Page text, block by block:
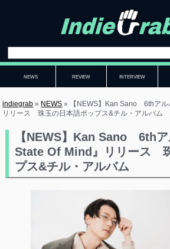
NEWS REVIEW INTERVIEW
indiegrab » NEWS »
【NEWS】Kan Sano 6thアル
リリース 珠玉の日本語ポップス&チル・アルバム
【NEWS】Kan Sano 6th
State Of Mind』リリース
プス&チル・アルバム